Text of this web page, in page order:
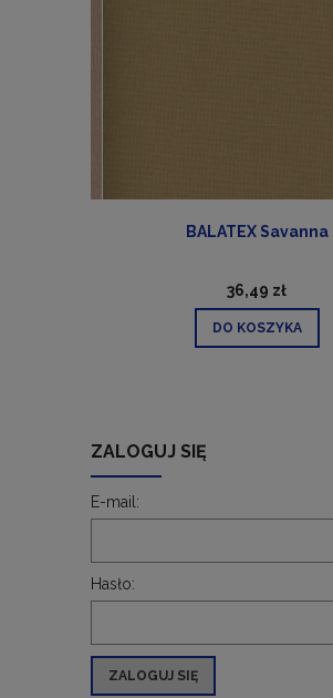
BALATEX Savanna
36,49 zł
DO KOSZYKA
ZALOGUJ SIĘ
E-mail:
Hasło:
ZALOGUJ SIĘ